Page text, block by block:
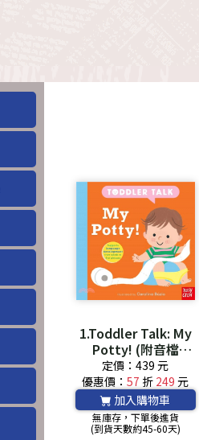
1.Toddler Talk: My
Potty! (附音檔
QRcode)
定價：439 元
優惠價：57 折 249 元
加入購物車
無庫存，下單後進貨
(到貨天數約45-60天)